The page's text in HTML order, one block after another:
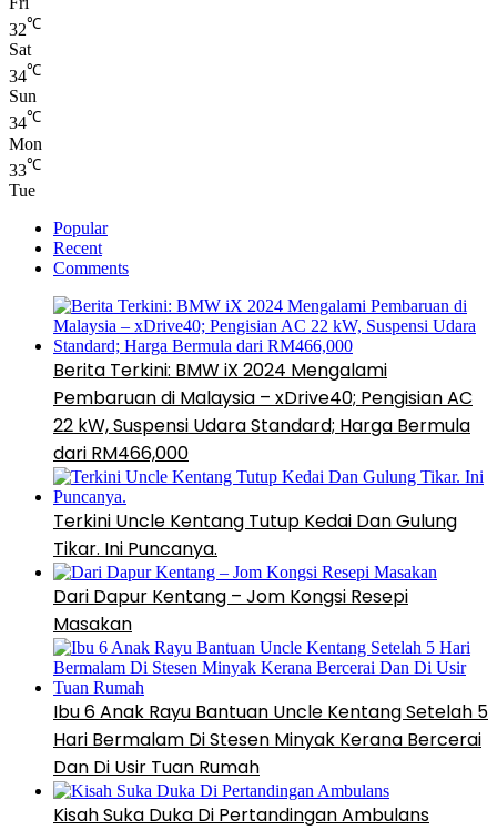
32℃
Sat
34℃
Sun
34℃
Mon
33℃
Tue
Popular
Recent
Comments
Berita Terkini: BMW iX 2024 Mengalami
Pembaruan di Malaysia – xDrive40; Pengisian AC
22 kW, Suspensi Udara Standard; Harga Bermula
dari RM466,000
Terkini Uncle Kentang Tutup Kedai Dan Gulung
Tikar. Ini Puncanya.
Dari Dapur Kentang – Jom Kongsi Resepi
Masakan
Ibu 6 Anak Rayu Bantuan Uncle Kentang Setelah 5
Hari Bermalam Di Stesen Minyak Kerana Bercerai
Dan Di Usir Tuan Rumah
Kisah Suka Duka Di Pertandingan Ambulans